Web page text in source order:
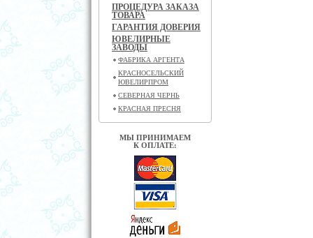
ПРОЦЕДУРА ЗАКАЗА
ТОВАРА
ГАРАНТИЯ ДОВЕРИЯ
ЮВЕЛИРНЫЕ
ЗАВОДЫ
ФАБРИКА АРГЕНТА
КРАСНОСЕЛЬСКИЙ
ЮВЕЛИРПРОМ
СЕВЕРНАЯ ЧЕРНЬ
КРАСНАЯ ПРЕСНЯ
МЫ ПРИНИМАЕМ
К ОПЛАТЕ: